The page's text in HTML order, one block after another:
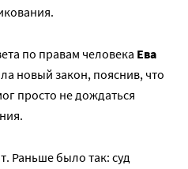
по правам человека Ева
новый закон, пояснив, что
просто не дождаться
Раньше было так: суд